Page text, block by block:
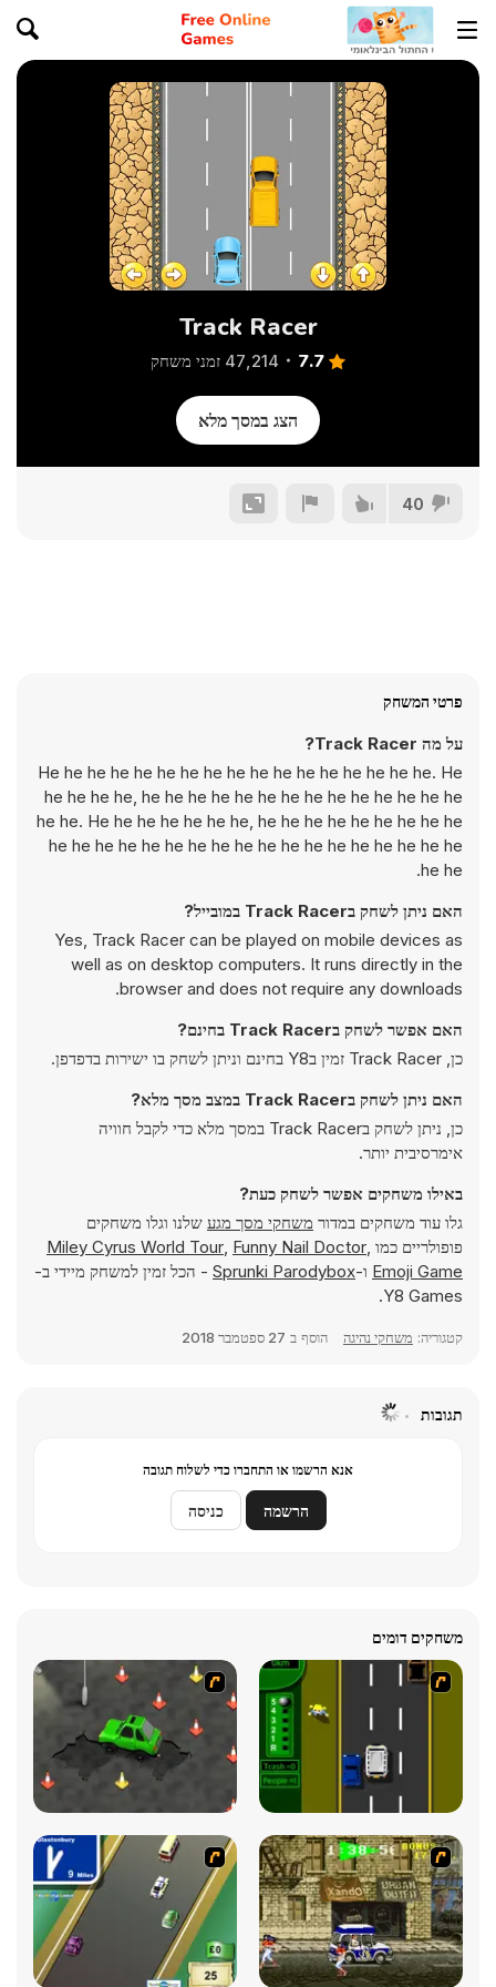
Track Racer
7.7 47,214 זמני משחק
הצג במסך מלא
40
פרטי המשחק
על מה Track Racer?
He he he he he he he he he he he he he he he he he. He
he he he he, he he he he he he he he he he he he he he
he he. He he he he he he he, he he he he he he he he he
he he he he he he he he he he he he he he he he he he
he he.
האם ניתן לשחק בTrack Racer במובייל?
Yes, Track Racer can be played on mobile devices as
well as on desktop computers. It runs directly in the
browser and does not require any downloads.
האם אפשר לשחק בTrack Racer בחינם?
כן, Track Racer זמין בY8 בחינם וניתן לשחק בו ישירות בדפדפן.
האם ניתן לשחק בTrack Racer במצב מסך מלא?
כן, ניתן לשחק בTrack Racer במסך מלא כדי לקבל חוויה
אימרסיבית יותר.
באילו משחקים אפשר לשחק כעת?
גלו עוד משחקים במדור משחקי מסך מגע שלנו וגלו משחקים
פופולריים כמו
Miley Cyrus World Tour, Funny Nail Doctor,
Emoji Game ו-Sprunki Parodybox - הכל זמין למשחק מיידי ב-
Y8 Games.
קטגוריה: משחקי נהיגה הוסף ב 27 ספטמבר 2018
תגובות
אנא הרשמו או התחברו כדי לשלוח תגובה
הרשמה כניסה
משחקים דומים